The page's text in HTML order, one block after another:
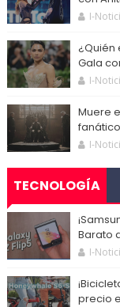
I-
¿Quién
Gala
I-
Muere
I-
TECNOLOGÍA
Barato
I-
precio